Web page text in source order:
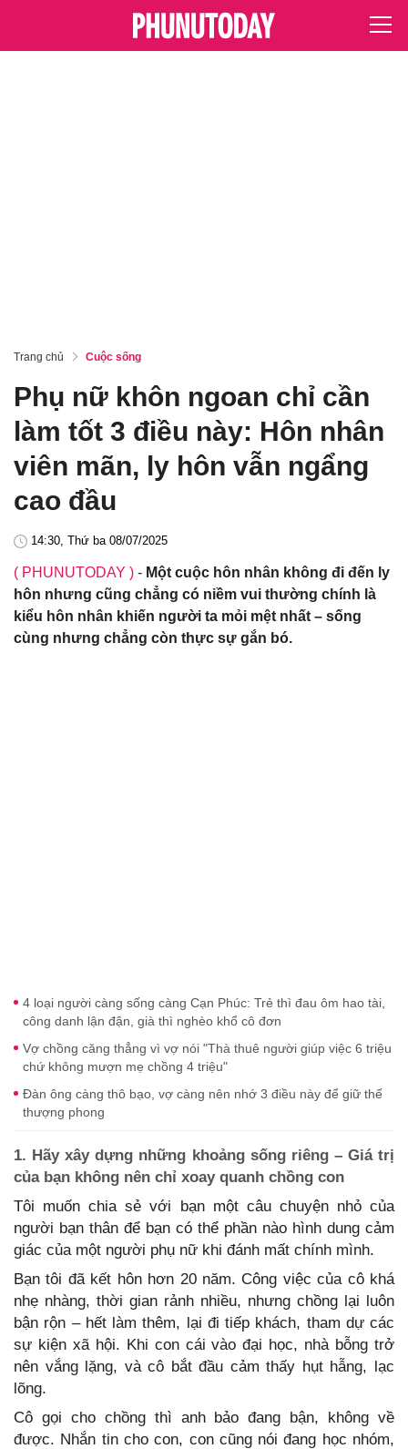
Trang chủ Cuộc sống
Phụ nữ khôn ngoan chỉ cần
làm tốt 3 điều này: Hôn nhân
viên mãn, ly hôn vẫn ngẩng
cao đầu
14:30, Thứ ba 08/07/2025
( PHUNUTODAY ) - Một cuộc hôn nhân không đi đến ly
hôn nhưng cũng chẳng có niềm vui thường chính là
kiểu hôn nhân khiến người ta mỏi mệt nhất – sống
cùng nhưng chẳng còn thực sự gắn bó.
4 loại người càng sống càng Cạn Phúc: Trẻ thì đau ôm hao tài,
công danh lận đận, già thì nghèo khổ cô đơn
Vợ chồng căng thẳng vì vợ nói "Thà thuê người giúp việc 6 triệu
chứ không mượn mẹ chồng 4 triệu"
Đàn ông càng thô bạo, vợ càng nên nhớ 3 điều này để giữ thế
thượng phong
1. Hãy xây dựng những khoảng sống riêng – Giá trị
của bạn không nên chỉ xoay quanh chồng con
Tôi muốn chia sẻ với bạn một câu chuyện nhỏ của
người bạn thân để bạn có thể phần nào hình dung cảm
giác của một người phụ nữ khi đánh mất chính mình.
Bạn tôi đã kết hôn hơn 20 năm. Công việc của cô khá
nhẹ nhàng, thời gian rảnh nhiều, nhưng chồng lại luôn
bận rộn – hết làm thêm, lại đi tiếp khách, tham dự các
sự kiện xã hội. Khi con cái vào đại học, nhà bỗng trở
nên vắng lặng, và cô bắt đầu cảm thấy hụt hẫng, lạc
lõng.
Cô gọi cho chồng thì anh bảo đang bận, không về
được. Nhắn tin cho con, con cũng nói đang học nhóm,